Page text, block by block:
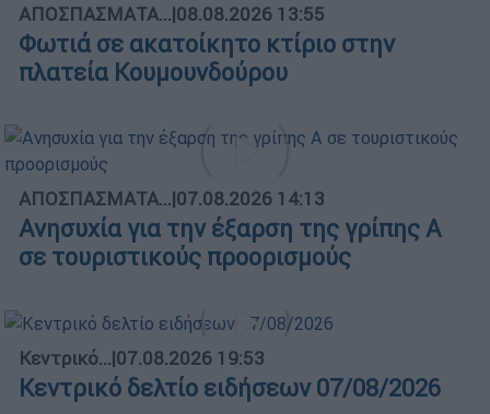
ΑΠΟΣΠΑΣΜΑΤΑ...|08.08.2026 13:55
Φωτιά σε ακατοίκητο κτίριο στην
πλατεία Κουμουνδούρου
ΑΠΟΣΠΑΣΜΑΤΑ...|07.08.2026 14:13
Ανησυχία για την έξαρση της γρίπης Α
σε τουριστικούς προορισμούς
Κεντρικό...|07.08.2026 19:53
Κεντρικό δελτίο ειδήσεων 07/08/2026